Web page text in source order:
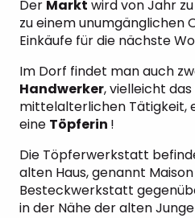
Der Markt wird von Jahr
zu einem unumgänglichen
Einkäufe für die nächste
Im Dorf findet man auch
Handwerker, vielleicht
mittelalterlichen Tätigkeit,
eine Töpferin !
Die Töpferwerkstatt
alten Haus, genannt
Besteckwerkstatt
in der Nähe der alten